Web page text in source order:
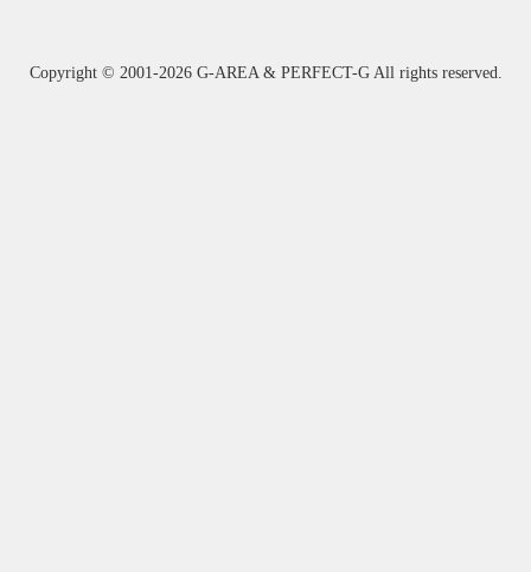
Copyright © 2001-2026 G-AREA & PERFECT-G All rights reserved.